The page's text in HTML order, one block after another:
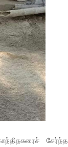
சேர்ந்த